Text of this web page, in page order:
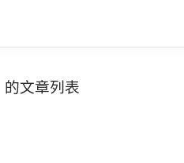
的文章列表